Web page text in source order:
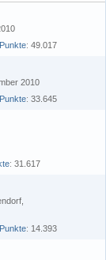
Punkte 49.017
2010
Punkte 33.645
31.617
Punkte 14.393